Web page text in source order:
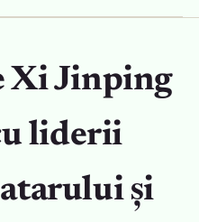
Xi Jinping
liderii
și